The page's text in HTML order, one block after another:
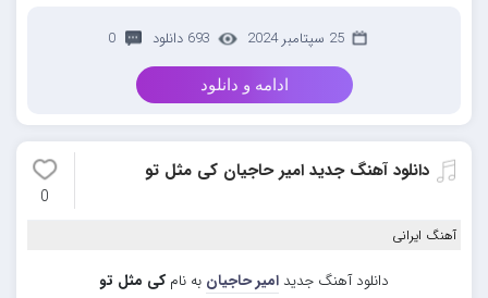
25 سپتامبر 2024 693 دانلود 0
ادامه و دانلود
دانلود آهنگ جدید امیر حاجیان کی مثل تو
0
آهنگ ایرانی
دانلود آهنگ جدید امیر حاجیان به نام کی مثل تو